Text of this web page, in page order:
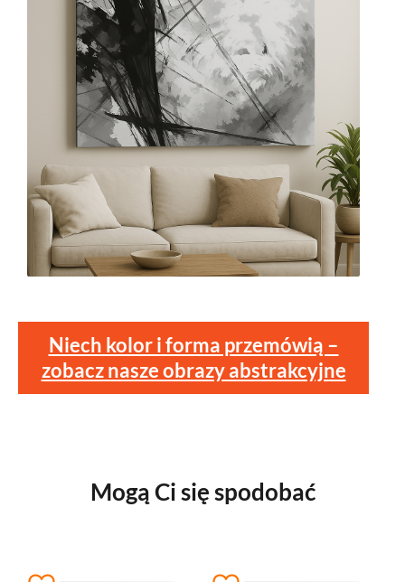
Niech kolor i forma przemówią –
zobacz nasze obrazy abstrakcyjne
Mogą Ci się spodobać